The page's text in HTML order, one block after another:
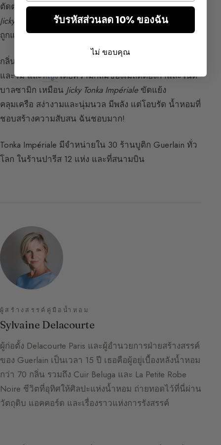
ตัดต่างที่น่าทึ่งพอสมควรนี้เป็นการพยักหน้าให้น้ำหอม
Jicky
ลาเวนเดอร์ถูกแทนที่ด้วยโรสมารีและส่วนตะวันออก
ถูกแทนที่ด้วยเมล็ดตองกาที่ผสมกับโน้ตบาลซามิกและไม้
กลิ่นของมันถูกมองว่าเป็นทั้ง โดยเสียงกลิ่น
และไม้ และหญิงโดยความกลมของเมล็ดตองกาและโน้ต
บาลซามิก เหมือน Jicky Tonka Impérialeขัดแย้ง
คลุมเครือ สง่างามและนุ่มนวล มีพลัง แต่โอบรัด น้ำหอมที่
ชอบสร้างความสับสน ฉันชอบมาก!
Tonka Impériale มีจำหน่ายใน 30 ร้านบูติก Guerlain ทั่ว
โลก ในร้านปารีส 12 แห่ง และที่สนามบิน
ผู้สร้างสรรค์คู่มือน้ำหอม
Sylvaine Delacourte
ผู้ก่อตั้ง Delacourte Paris และผู้อำนวยการฝ่ายสร้างสรรค์
ของ Guerlain เป็นเวลา 15 ปี เธอคือผู้อยู่เบื้องหลังน้ำหอม
กว่า 70 กลิ่น รวมถึง Cuir Beluga และ La Petite Robe
Noire ชีวิตที่อุทิศให้ศิลปะแห่งน้ำหอม ถ่ายทอดไว้ที่นี่ผ่าน
วัตถุดิบ แอคคอร์ด และเรื่องราวแห่งการรังสรรค์
รับรหัสส่วนลด 10% ของฉัน
ไม่ ขอบคุณ